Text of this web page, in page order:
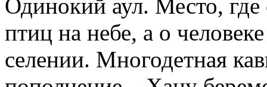
Одинокий аул. Место, где
птиц на небе, а о
селении. Многодетная